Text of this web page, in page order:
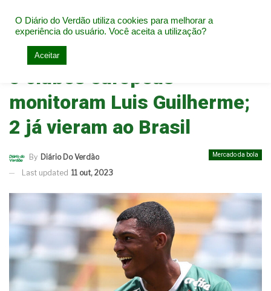
Home Mercado da bola
5 clubes europeus
monitoram Luis Guilherme;
2 já vieram ao Brasil
Mercado da bola
By Diário Do Verdão
Last updated 11 out, 2023
O Diário do Verdão utiliza cookies para melhorar a
experiência do usuário. Você aceita a utilização?
Aceitar